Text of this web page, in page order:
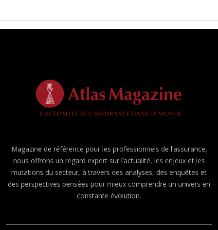
Magazine de référence pour les professionnels de l’assurance,
nous offrons un regard expert sur l’actualité, les enjeux et les
mutations du secteur, à travers des analyses, des enquêtes et
des perspectives pensées pour mieux comprendre un univers en
constante évolution.